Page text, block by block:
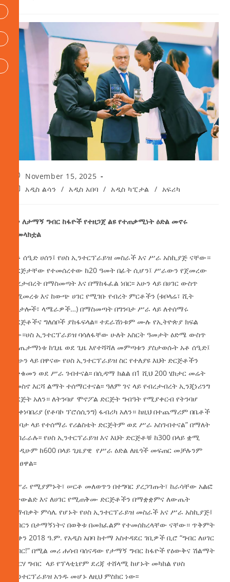
November 15, 2025
አዲስ ልሳን / አዲስ አበባ / አዲስ ካፒታል / አፍሪካ
• ለታማኝ ግብር ከፋዮች የተዘጋጀ ልዩ የተጠቃሚነት ዕድል መኖሩ
ተመላክቷል
አቶ ሰዒድ ሀሰን፤ የሀስ ኢንተርፕራይዝ መስራች እና ሥራ አስኪያጅ ናቸው።
ድርጅታቸው የተመሰረተው ከ20 ዓመት በፊት ሲሆን፤ ሥራውን የጀመረው
ብረታብረት በማስመጣት እና በማከፋፈል ነበር፡፡ አሁን ላይ በሀገር ውስጥ
የሚመረቱ እና ከውጭ ሀገር የሚገቡ የብረት ምርቶችን (ቱቦላሬ፣ ሺት
ሜታሎች፣ ላሜራዎች…) በማስመጣት በግንባታ ሥራ ላይ ለተሰማሩ
ድርጅቶችና ግለሰቦች ያከፋፍላል፡፡ ተደራሽነቱም ሙሉ የኢትዮጵያ ክፍል
ነው።ሀስ ኢንተርፕራይዝ ባሳለፋቸው ሁለት አስርት ዓመታት ዕድሜ ውስጥ
ውጤታማነቱ ከጊዜ ወደ ጊዜ እየተሻሻለ መምጣቱን ያስታወሱት አቶ ሰዒድ፤
“አሁን ላይ በዋናው የሀስ ኢንተርፕራይዝ ስር የተለያዩ እህት ድርጅቶችን
አቋቁመን ወደ ሥራ ገብተናል፡፡ በሲዳማ ክልል በ1 ሺህ 200 ሄክታር መሬት
በመስኖ እርሻ ልማት ተሰማርተናል፡፡ ዓለም ገና ላይ የብረታብረት ኢንጂነሪንግ
ድርጅት አለን። ለትንባሆ ሞኖፖል ድርጅት ግብዓት የሚያቀርብ የትንባሆ
ማቀነባበሪያ (የቶባኮ ፕሮሰሲንግ) ፋብሪካ አለን። ከዚህ በተጨማሪም በቤቶች
ግንባታ ላይ የተሰማራ የሪልስቴት ድርጅትም ወደ ሥራ አስገብተናል” በማለት
ያብራራሉ፡፡ የሀስ ኢንተርፕራይዝ እና እህት ድርጅቶቹ ከ300 በላይ ቋሚ
እንዲሁም ከ600 በላይ ጊዜያዊ የሥራ ዕድል ለዜጎች መፍጠር መቻሉንም
ገልፀዋል፡፡
በሥራ የሚያምኑት፣ ሠርቶ መለወጥን በተግባር ያረጋገጡት፣ ከራሳቸው አልፎ
ለትውልድ እና ለሀገር የሚጠቅሙ ድርጅቶችን በማቋቋምና ለውጤት
በማብቃት ምሳሌ የሆኑት የሀስ ኢንተርፕራይዝ መስራች አና ሥራ አስኪያጅ፤
ግብርን በታማኝነትና በወቅቱ በመክፈልም የተመሰከረላቸው ናቸው። ጥቅምት
7 ቀን 2018 ዓ.ም. የአዲስ አበባ ከተማ አስተዳደር ገቢዎች ቢሮ “ግብር ለሀገር
ክብር!” በሚል መሪ ሐሳብ ባሰናዳው የታማኝ ግብር ከፋዮች የዕውቅና ሽልማት
መርሃ ግብር ላይ የፕላቲኒየም ደረጃ ተሸላሚ ከሆኑት መካከል የሀስ
ኢንተርፕራይዝ አንዱ መሆኑ ለዚህ ምስክር ነው፡፡